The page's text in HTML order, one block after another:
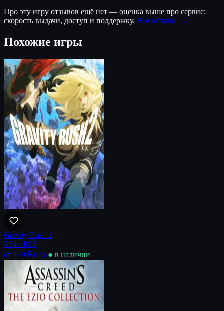
Про эту игру отзывов ещё нет — оценка выше про сервис:
скорость выдачи, доступ и поддержку. Все отзывы →
Похожие игры
Gravity Rush 2
PS4 · PS5
от 149 ₽/нед ● в наличии